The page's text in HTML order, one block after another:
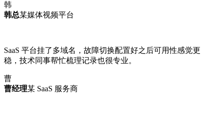
韩
韩总某媒体视频平台
SaaS 平台挂了多域名，故障切换配置好之后可用性感觉更
稳，技术同事帮忙梳理记录也很专业。
曹
曹经理某 SaaS 服务商